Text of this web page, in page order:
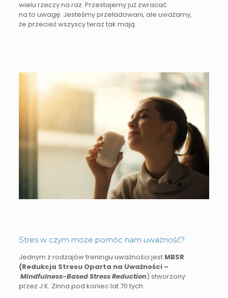
wielu rzeczy na raz. Przestajemy już zwracać
na to uwagę. Jesteśmy przeładowani, ale uważamy,
że przecież wszyscy teraz tak mają.
Stres w czym może pomóc nam uważność?
Jednym z rodzajów treningu uważności jest MBSR
(Redukcja Stresu Oparta na Uważności –
Mindfulness-Based Stress Reduction) stworzony
przez J.K. Zinna pod koniec lat 70 tych.